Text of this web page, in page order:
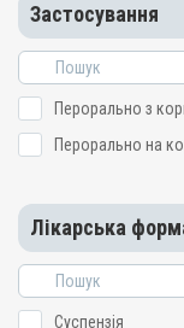
Застосування
Перорально з
Перорально на
Лікарська
Суспензія